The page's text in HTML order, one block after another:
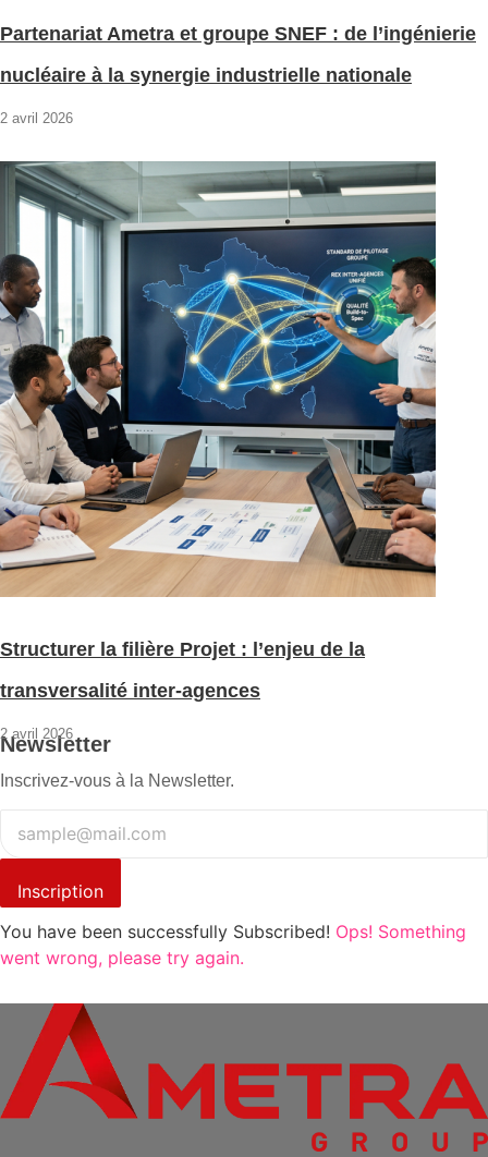
Partenariat Ametra et groupe SNEF : de l’ingénierie
nucléaire à la synergie industrielle nationale
2 avril 2026
Structurer la filière Projet : l’enjeu de la
transversalité inter-agences
2 avril 2026
Newsletter
Inscrivez-vous à la Newsletter.
Inscription
You have been successfully Subscribed! Ops! Something
went wrong, please try again.